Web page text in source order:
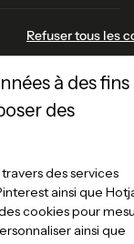
Refuser tous les
à des fins
des
des services
ainsi que
cookies pour
ainsi que